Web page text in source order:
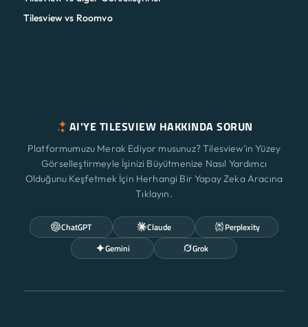
Tilesview vs Roomvo
AI'YE TILESVIEW HAKKINDA SORUN
Platformumuzu Merak Ediyor musunuz? Tilesview'in Yüzey
Görselleştirmeyle İşinizi Büyütmenize Nasıl Yardımcı
Olduğunu Keşfetmek İçin Herhangi Bir Yapay Zeka Aracına
Tıklayın.
ChatGPT Claude
Perplexity
Gemini
Grok